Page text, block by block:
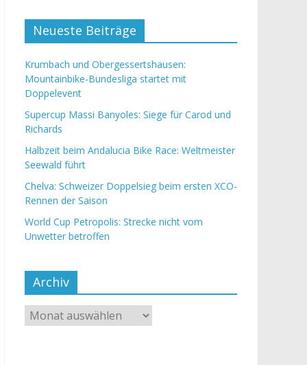
Neueste Beiträge
Krumbach und Obergessertshausen:
Mountainbike-Bundesliga startet mit
Doppelevent
Supercup Massi Banyoles: Siege für Carod und
Richards
Halbzeit beim Andalucia Bike Race: Weltmeister
Seewald führt
Chelva: Schweizer Doppelsieg beim ersten XCO-
Rennen der Saison
World Cup Petropolis: Strecke nicht vom
Unwetter betroffen
Archiv